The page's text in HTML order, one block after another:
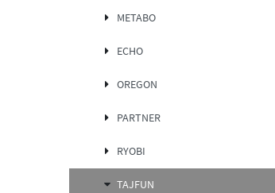
METABO
ECHO
OREGON
PARTNER
RYOBI
TAJFUN